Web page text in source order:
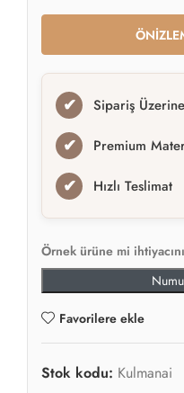
✔ Sipariş
✔ Premium
✔ Hızlı Teslimat
Örnek ürüne mi
Favorilere ekle
Stok kodu: Kulmanai